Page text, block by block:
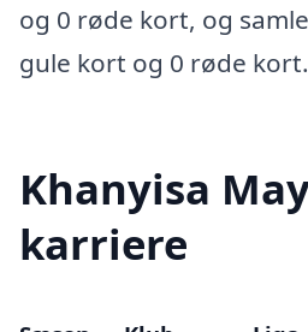
og 0 røde kort, og
gule kort og 0 røde kort.
Khanyisa
karriere